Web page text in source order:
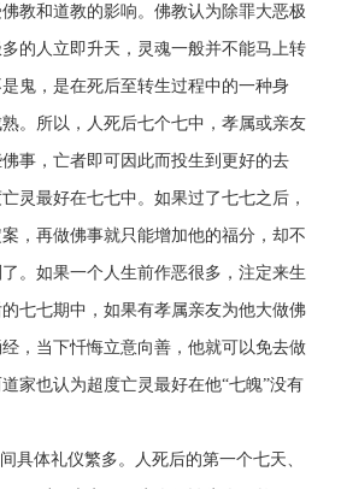
教和道教的影响。佛教认为除罪大恶极
的人立即升天，灵魂一般并不能马上转
鬼，是在死后至转生过程中的一种身
。所以，人死后七个七中，孝属或亲友
事，亡者即可因此而投生到更好的去
灵最好在七七中。如果过了七七之后，
，再做佛事就只能增加他的福分，却不
。如果一个人生前作恶很多，注定来生
七七期中，如果有孝属亲友为他大做佛
，当下忏悔立意向善，他就可以免去做
家也认为超度亡灵最好在他“七魄”没有
具体礼仪繁多。人死后的第一个七天、